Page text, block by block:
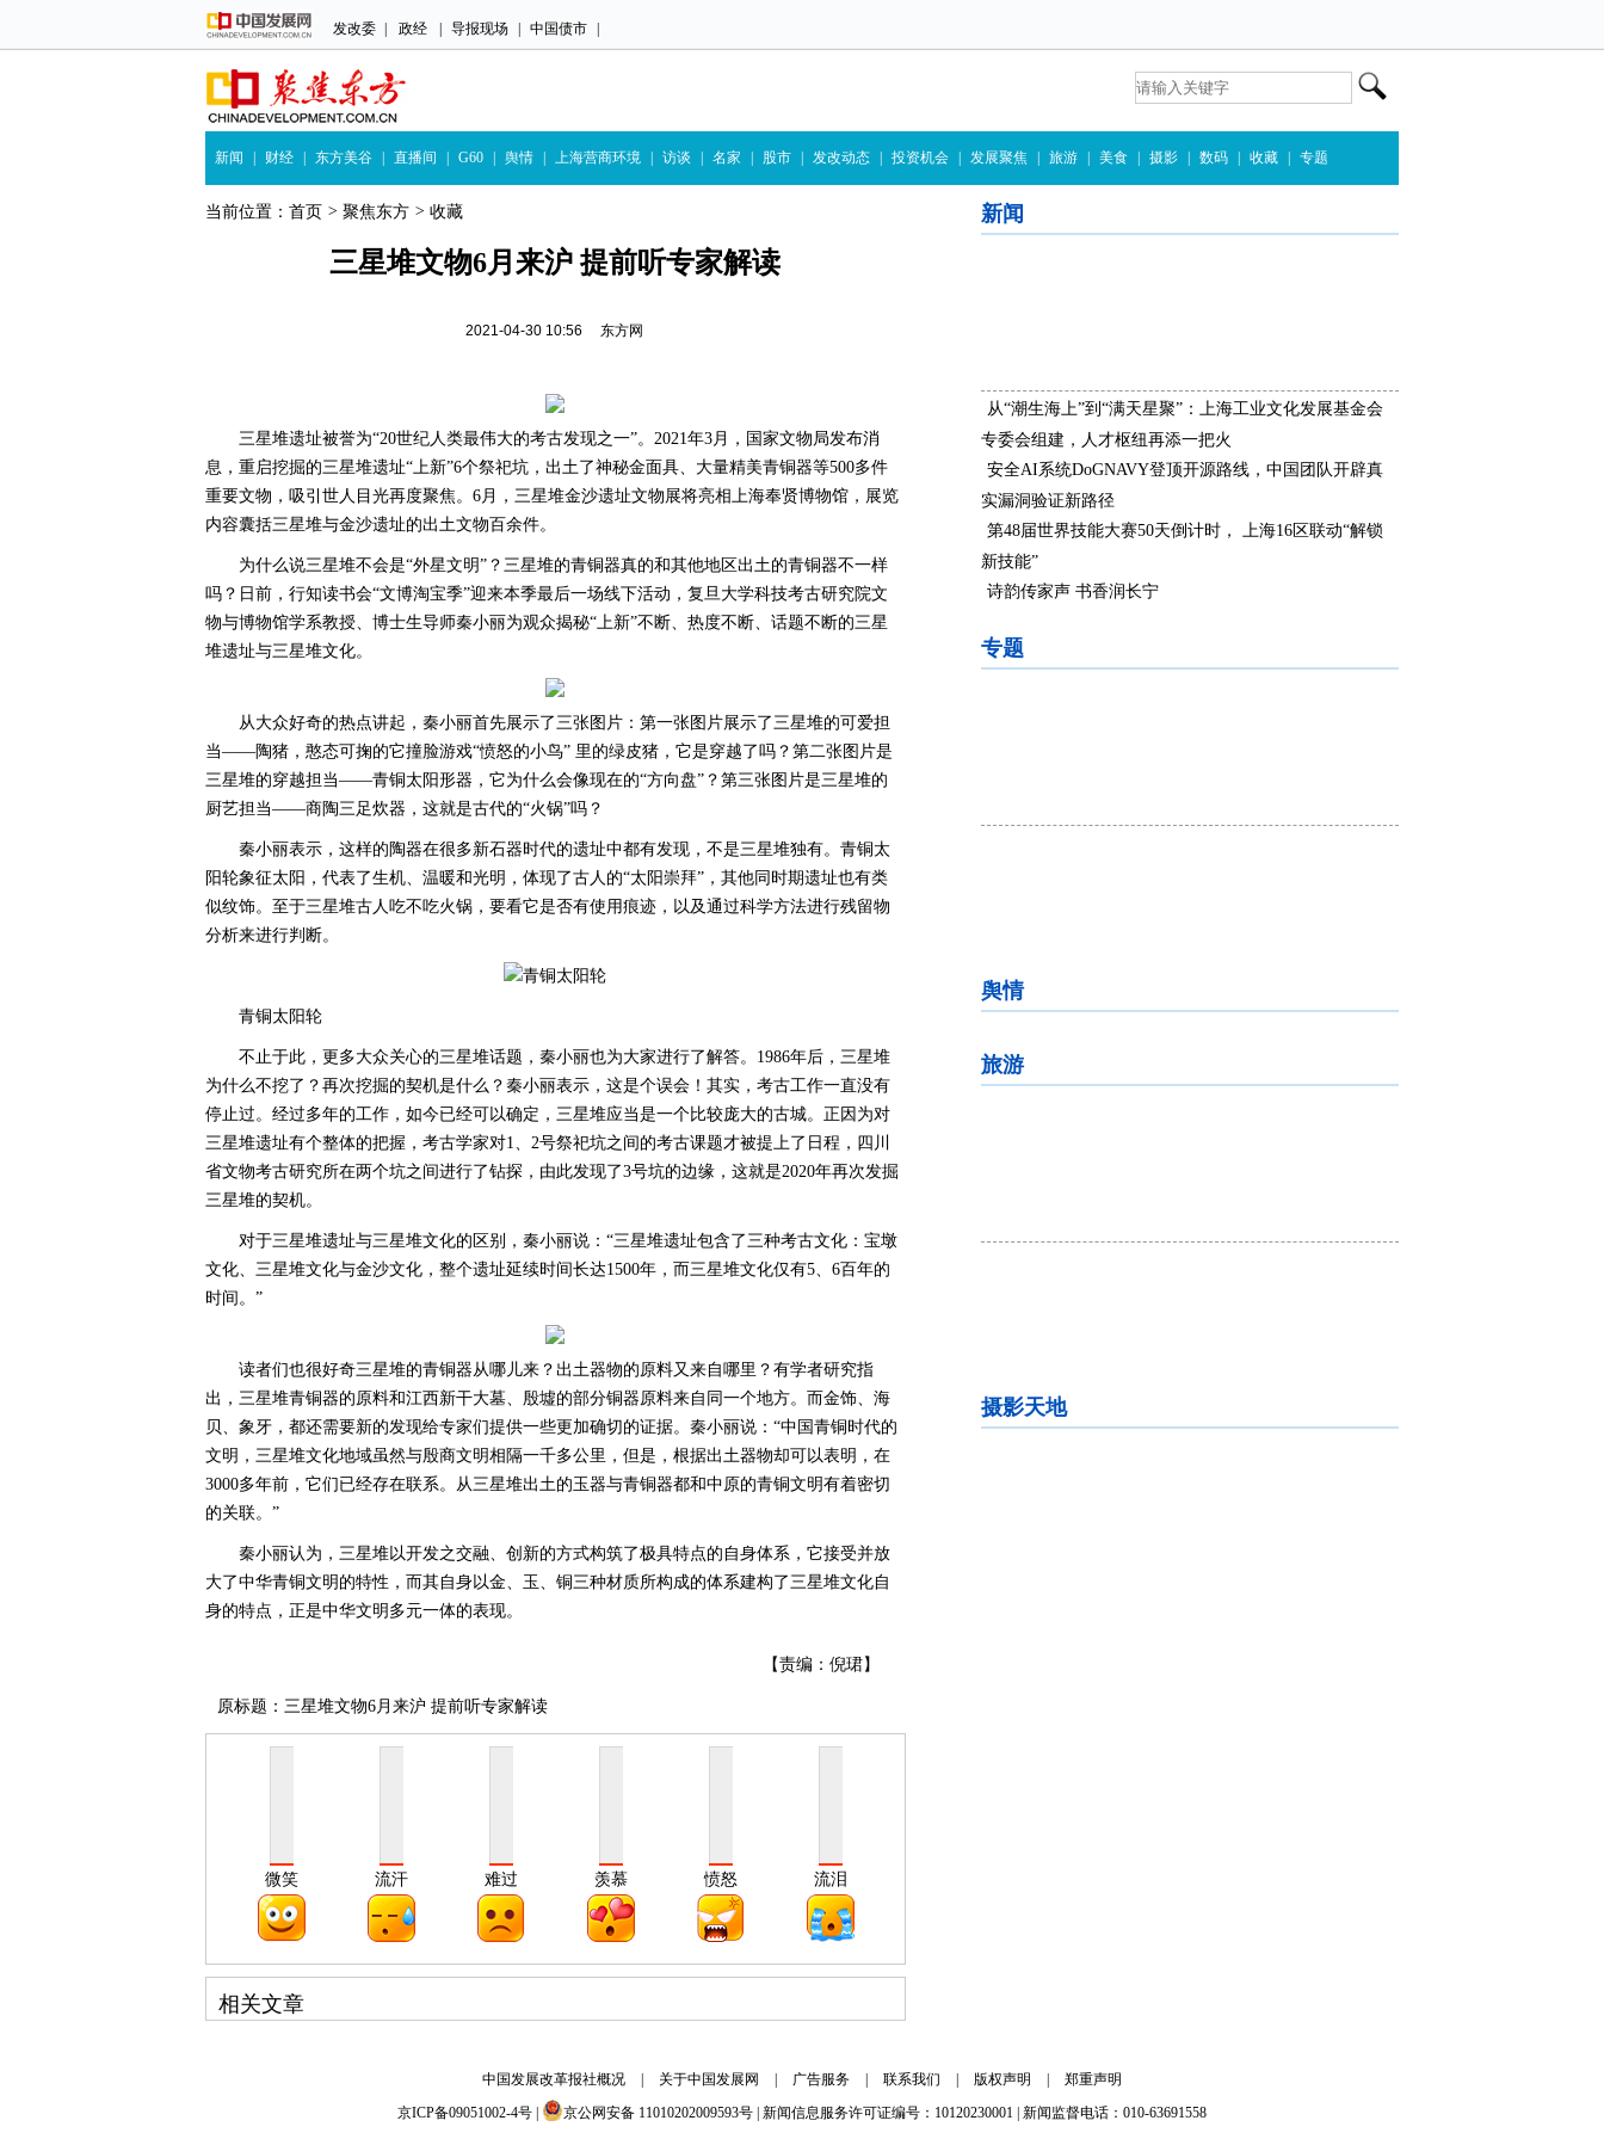
发改委 政经 导报现场 中国债市
新闻 财经 东方美谷 直播间 G60 舆情 上海营商环境 访谈 名家 股市 发改动态 投资机会 发展聚焦 旅游 美食 摄影 数码 收藏 专题
当前位置： 首页 > 聚焦东方 > 收藏
三星堆文物6月来沪 提前听专家解读
2021-04-30 10:56 东方网
三星堆遗址被誉为“20世纪人类最伟大的考古发现之一”。2021年3月，国家文物局发布消
息，重启挖掘的三星堆遗址“上新”6个祭祀坑，出土了神秘金面具、大量精美青铜器等500多件
重要文物，吸引世人目光再度聚焦。6月，三星堆金沙遗址文物展将亮相上海奉贤博物馆，展览
内容囊括三星堆与金沙遗址的出土文物百余件。
为什么说三星堆不会是“外星文明”？三星堆的青铜器真的和其他地区出土的青铜器不一样
吗？日前，行知读书会“文博淘宝季”迎来本季最后一场线下活动，复旦大学科技考古研究院文
物与博物馆学系教授、博士生导师秦小丽为观众揭秘“上新”不断、热度不断、话题不断的三星
堆遗址与三星堆文化。
从大众好奇的热点讲起，秦小丽首先展示了三张图片：第一张图片展示了三星堆的可爱担
当——陶猪，憨态可掬的它撞脸游戏“愤怒的小鸟” 里的绿皮猪，它是穿越了吗？第二张图片是
三星堆的穿越担当——青铜太阳形器，它为什么会像现在的“方向盘”？第三张图片是三星堆的
厨艺担当——商陶三足炊器，这就是古代的“火锅”吗？
秦小丽表示，这样的陶器在很多新石器时代的遗址中都有发现，不是三星堆独有。青铜太
阳轮象征太阳，代表了生机、温暖和光明，体现了古人的“太阳崇拜”，其他同时期遗址也有类
似纹饰。至于三星堆古人吃不吃火锅，要看它是否有使用痕迹，以及通过科学方法进行残留物
分析来进行判断。
青铜太阳轮
不止于此，更多大众关心的三星堆话题，秦小丽也为大家进行了解答。1986年后，三星堆
为什么不挖了？再次挖掘的契机是什么？秦小丽表示，这是个误会！其实，考古工作一直没有
停止过。经过多年的工作，如今已经可以确定，三星堆应当是一个比较庞大的古城。正因为对
三星堆遗址有个整体的把握，考古学家对1、2号祭祀坑之间的考古课题才被提上了日程，四川
省文物考古研究所在两个坑之间进行了钻探，由此发现了3号坑的边缘，这就是2020年再次发掘
三星堆的契机。
对于三星堆遗址与三星堆文化的区别，秦小丽说：“三星堆遗址包含了三种考古文化：宝墩
文化、三星堆文化与金沙文化，整个遗址延续时间长达1500年，而三星堆文化仅有5、6百年的
时间。”
读者们也很好奇三星堆的青铜器从哪儿来？出土器物的原料又来自哪里？有学者研究指
出，三星堆青铜器的原料和江西新干大墓、殷墟的部分铜器原料来自同一个地方。而金饰、海
贝、象牙，都还需要新的发现给专家们提供一些更加确切的证据。秦小丽说：“中国青铜时代的
文明，三星堆文化地域虽然与殷商文明相隔一千多公里，但是，根据出土器物却可以表明，在
3000多年前，它们已经存在联系。从三星堆出土的玉器与青铜器都和中原的青铜文明有着密切
的关联。”
秦小丽认为，三星堆以开发之交融、创新的方式构筑了极具特点的自身体系，它接受并放
大了中华青铜文明的特性，而其自身以金、玉、铜三种材质所构成的体系建构了三星堆文化自
身的特点，正是中华文明多元一体的表现。
【责编：倪珺】
原标题：三星堆文物6月来沪 提前听专家解读
微笑 流汗 难过 羡慕 愤怒 流泪
相关文章
新闻
从“潮生海上”到“满天星聚”：上海工业文化发展基金会
专委会组建，人才枢纽再添一把火
安全AI系统DoGNAVY登顶开源路线，中国团队开辟真
实漏洞验证新路径
第48届世界技能大赛50天倒计时， 上海16区联动“解锁
新技能”
诗韵传家声 书香润长宁
专题
舆情
旅游
摄影天地
中国发展改革报社概况 关于中国发展网 广告服务 联系我们 版权声明
郑重声明
京ICP备09051002-4号 |
京公网安备 11010202009593号 | 新闻信息服务许可证编号：10120230001 | 新闻监督电话：010-63691558